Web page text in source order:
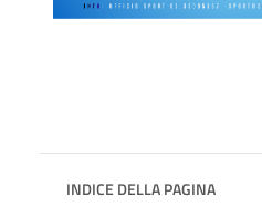
INDICE DELLA PAGINA